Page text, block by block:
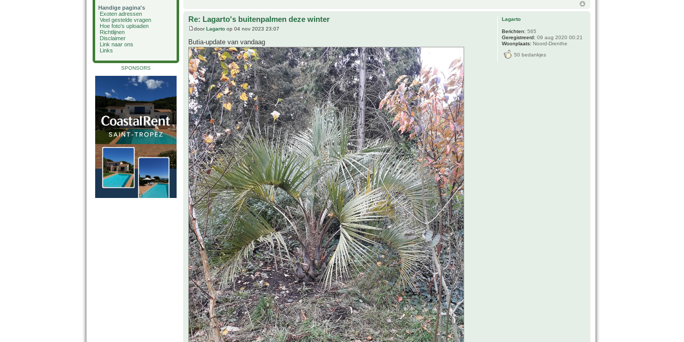
Handige pagina's
Exoten adressen
Veel gestelde vragen
Hoe foto's uploaden
Richtlijnen
Disclaimer
Link naar ons
Links
SPONSORS
Re: Lagarto's buitenpalmen deze winter
doorLagarto op 04 nov 2023 23:07
Butia-update van vandaag
Lagarto
Berichten: 565
Geregistreerd: 09 aug 2020 00:21
Woonplaats: Noord-Drenthe
50 bedankjes